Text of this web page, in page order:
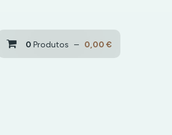
0 Produtos – 0,00 €